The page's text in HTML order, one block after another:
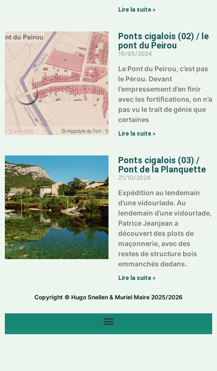
Lire la suite »
Ponts cigalois (02) / le
pont du Peirou
16/05/2024
Le Pont du Peirou, c’est pas
le Pérou. Devant
l’empressement d’en finir
avec les fortifications, on n’a
pas vu le trait de génie que
certaines
Lire la suite »
Ponts cigalois (03) /
Pont de la Planquette
21/10/2024
Expédition au lendemain
d’une vidourlade. Au
lendemain d’une vidourlade,
Patrice Jeanjean a
découvert des plots de
maçonnerie, avec des
restes de structure bois
emmanchés dedans.
Lire la suite »
Copyright © Hugo Snellen & Muriel Maire 2025/2026